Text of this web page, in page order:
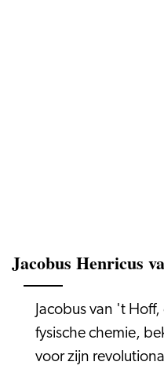
Jacobus Henricus
Jacobus van 't
fysische chemie,
voor zijn